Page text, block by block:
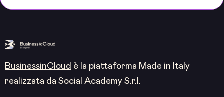
BusinessinCloud è la piattaforma Made in Italy
realizzata da Social Academy S.r.l.